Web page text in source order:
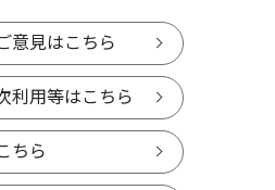
意見はこちら
利用等はこちら
ちら